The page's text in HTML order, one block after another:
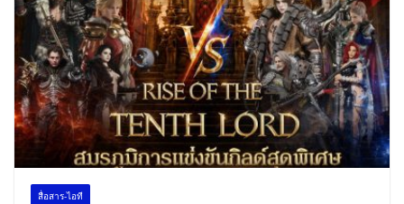
สื่อสาร-ไอที